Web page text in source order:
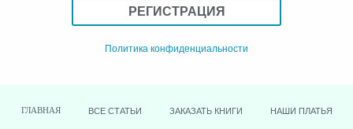
РЕГИСТРАЦИЯ
Политика конфиденциальности
ГЛАВНАЯ ВСЕ СТАТЬИ ЗАКАЗАТЬ КНИГИ НАШИ ПЛАТЬЯ